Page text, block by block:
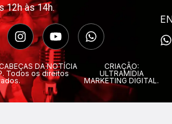
12h às 14h.
DA NOTÍCIA
Todos os direitos
CRIAÇÃO:
ULTRAMÍDIA
MARKETING DIGITAL.